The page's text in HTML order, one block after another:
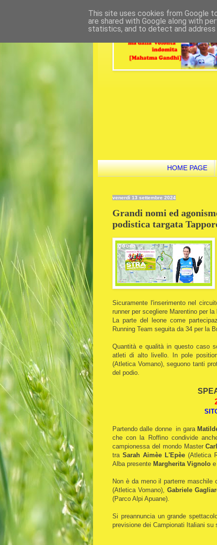
HOME PAGE
venerdì 13 settembre 2024
Grandi nomi ed
podistica targata
Sicuramente l'inserimento nel
runner per scegliere Marentino per
La parte del leone come
Running Team seguita da 34 per la
Quantità e qualità in questo caso
atleti di alto livello. In pole
(Atletica Vomano), seguono tanti
del podio.
Partendo dalle donne in gara
che con la Roffino condivide
campionessa del mondo Master
tra Sarah Aimèe L'Epèe (Atletica
Alba presente Margherita Vignolo
Non è da meno il parterre maschile
(Atletica Vomano),Gabriele
(Parco Alpi Apuane).
Si preannuncia un grande
previsione dei Campionati Italiani su
This site uses cookies from Google
are shared with Google along with
statistics, and to detect and address